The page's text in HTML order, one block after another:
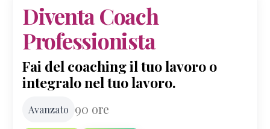
Conti
La
PNL
che
ti
–
Debora
Diventa Coach
Professionista
Fai del coaching il tuo lavoro o
integralo nel tuo lavoro.
Avanzato 90 ore